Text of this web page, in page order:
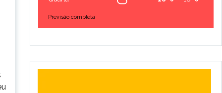
Previsão completa